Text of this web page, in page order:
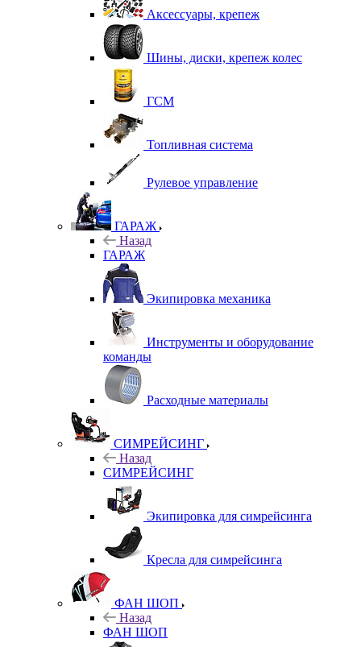
Аксессуары, крепеж
Шины, диски, крепеж колес
ГСМ
Топливная система
Рулевое управление
ГАРАЖ
Назад
ГАРАЖ
Экипировка механика
Инструменты и оборудование
команды
Расходные материалы
СИМРЕЙСИНГ
Назад
СИМРЕЙСИНГ
Экипировка для симрейсинга
Кресла для симрейсинга
ФАН ШОП
Назад
ФАН ШОП